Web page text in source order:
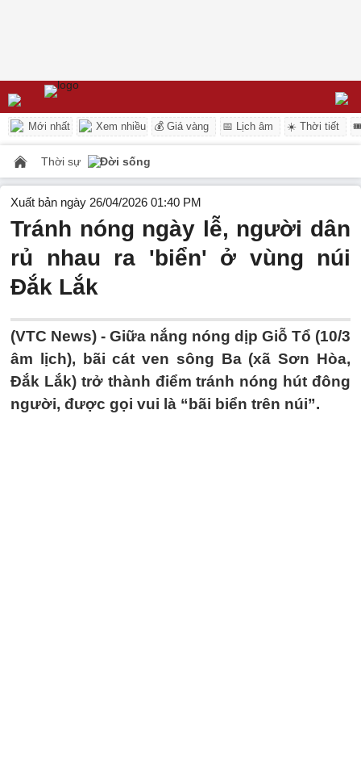
Mới nhất Xem nhiều 💰 Giá vàng 📅 Lịch âm ☀️ Thời tiết
Thời sự Đời sống
Xuất bản ngày 26/04/2026 01:40 PM
Tránh nóng ngày lễ, người dân
rủ nhau ra 'biển' ở vùng núi
Đắk Lắk
(VTC News) - Giữa nắng nóng dịp Giỗ Tổ (10/3
âm lịch), bãi cát ven sông Ba (xã Sơn Hòa,
Đắk Lắk) trở thành điểm tránh nóng hút đông
người, được gọi vui là “bãi biển trên núi”.